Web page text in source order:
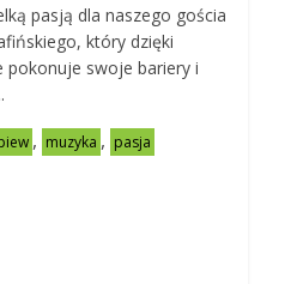
pasją dla naszego gościa
który dzięki
pokonuje swoje bariery i
, muzyka , pasja